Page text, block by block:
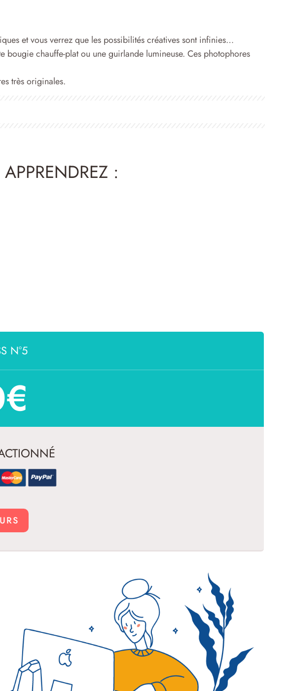
et vous verrez que les possibilités créatives sont infinies…
bougie chauffe-plat ou une guirlande lumineuse. Ces photophores
très originales.
:
N°5
€